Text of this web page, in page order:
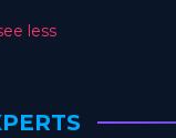
less